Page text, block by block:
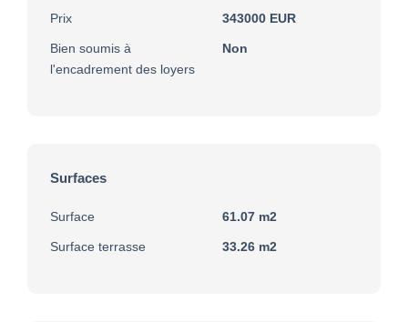
Prix 343000 EUR
Bien soumis à
l'encadrement des loyers
Non
Surfaces
Surface 61.07 m2
Surface terrasse 33.26 m2